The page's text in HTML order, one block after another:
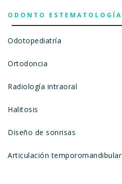
ODONTO ESTEMATOLOGÍA
Odotopediatría
Ortodoncia
Radiología intraoral
Halitosis
Diseño de sonrisas
Articulación temporomandibular